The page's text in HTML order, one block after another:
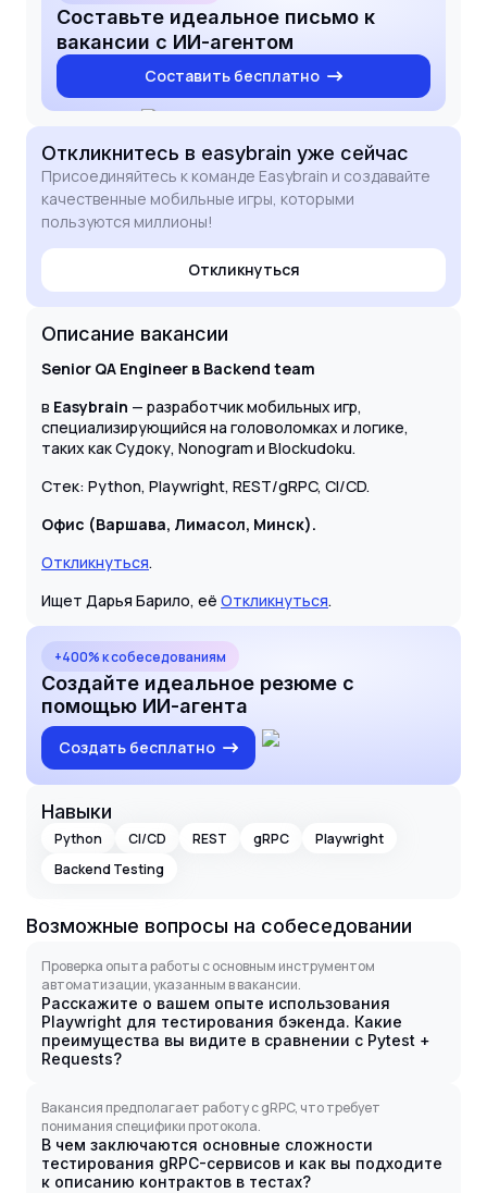
Составьте идеальное письмо к
вакансии с ИИ-агентом
Составить бесплатно
Откликнитесь в easybrain уже сейчас
Присоединяйтесь к команде Easybrain и создавайте
качественные мобильные игры, которыми
пользуются миллионы!
Откликнуться
Описание вакансии
Senior QA Engineer в Backend team
в Easybrain — разработчик мобильных игр,
специализирующийся на головоломках и логике,
таких как Судоку, Nonogram и Blockudoku.
Стек: Python, Playwright, REST/gRPC, CI/CD.
Офис (Варшава, Лимасол, Минск).
Откликнуться.
Ищет Дарья Барило, её Откликнуться.
+400% к собеседованиям
Создайте идеальное резюме с
помощью ИИ-агента
Создать бесплатно
Навыки
Python CI/CD REST gRPC
Playwright
Backend Testing
Возможные вопросы на собеседовании
Проверка опыта работы с основным инструментом
автоматизации, указанным в вакансии.
Расскажите о вашем опыте использования
Playwright для тестирования бэкенда. Какие
преимущества вы видите в сравнении с Pytest +
Requests?
Вакансия предполагает работу с gRPC, что требует
понимания специфики протокола.
В чем заключаются основные сложности
тестирования gRPC-сервисов и как вы подходите
к описанию контрактов в тестах?